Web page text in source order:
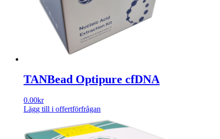
TANBead Optipure cfDNA
0.00kr
Lägg till i offertförfrågan
produkten